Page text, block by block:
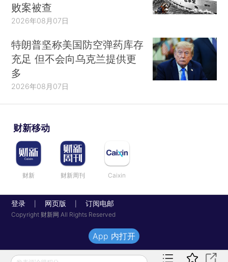
败案被查
2026年08月07日
特朗普坚称美国防空弹药库存
充足 但不会向乌克兰提供更
多
2026年08月07日
财新移动
财新 财新周刊 Caixin
登录 网页版 订阅电邮
Copyright 财新网 All Rights Reserved
App 内打开